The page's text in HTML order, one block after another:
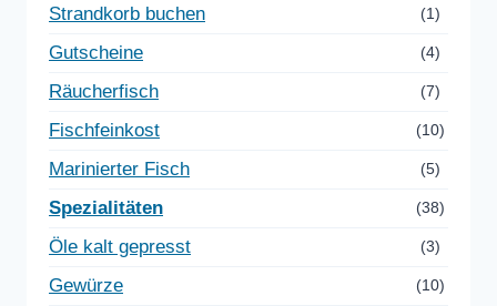
Strandkorb buchen (1)
Gutscheine (4)
Räucherfisch (7)
Fischfeinkost (10)
Marinierter Fisch (5)
Spezialitäten (38)
Öle kalt gepresst (3)
Gewürze (10)